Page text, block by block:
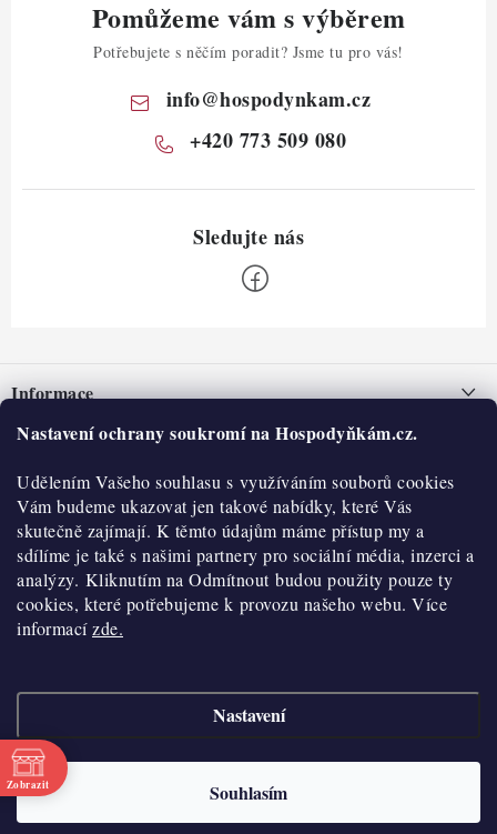
Nastavení ochrany soukromí na Hospodyňkám.cz.
Udělením Vašeho souhlasu s využíváním souborů cookies
Vám budeme ukazovat jen takové nabídky, které Vás
skutečně zajímají. K těmto údajům máme přístup my a
sdílíme je také s našimi partnery pro sociální média, inzerci a
analýzy. Kliknutím na Odmítnout budou použity pouze ty
cookies, které potřebujeme k provozu našeho webu. Více
informacízde.
Nastavení
Souhlasím
Pomůžeme vám s výběrem
Potřebujete s něčím poradit? Jsme tu pro vás!
info@hospodynkam.cz
+420 773 509 080
pInformace
Nepřevzetí zásilky na dobírku
Obchodní podmínky
Hodnocení obchodu
Blog
Moje objednávka
O nás
Historie
Kontakty
O nákupu
Reklamace a vratky
Výdejní místa
Velkoobchod
Doprava a platba
Vytvořil Shoptet
Copyright 2026
cookies
Zobrazit